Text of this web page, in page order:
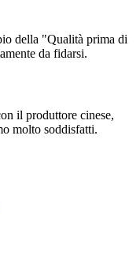
della "Qualità prima di
da fidarsi.
il produttore cinese,
molto soddisfatti.